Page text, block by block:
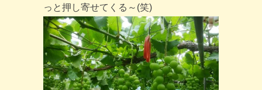
っと押し寄せてくる～(笑)